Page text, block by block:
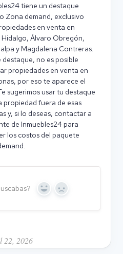
tiene un destaque
Zona demand, exclusivo
en venta en
Hidalgo, Álvaro Obregón,
y Magdalena Contreras.
destaque, no es posible
propiedades en venta en
por eso te aparece el
sugerimos usar tu destaque
propiedad fuera de esas
y, si lo deseas, contactar a
de Inmuebles24 para
los costos del paquete
Y
s
N
22, 2026